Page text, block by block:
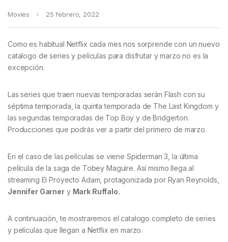
Movies 25 febrero, 2022
Como es habitual Netflix cada mes nos sorprende con un nuevo
catalogo de series y películas para disfrutar y marzo no es la
excepción.
Las series que traen nuevas temporadas serán Flash con su
séptima temporada, la quinta temporada de The Last Kingdom y
las segundas temporadas de Top Boy y de Bridgerton.
Producciones que podrás ver a partir del primero de marzo.
En el caso de las películas se viene Spiderman 3, la última
película de la saga de Tobey Maguire. Así mismo llega al
streaming El Proyecto Adam, protagonizada por Ryan Reynolds,
Jennifer Garnery Mark Ruffalo.
A continuación, te mostraremos el catalogo completo de series
y películas que llegan a Netflix en marzo.